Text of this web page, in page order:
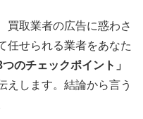
買取業者の広告に惑わさ
任せられる業者をあなた
つのチェックポイント」
えします。結論から言う